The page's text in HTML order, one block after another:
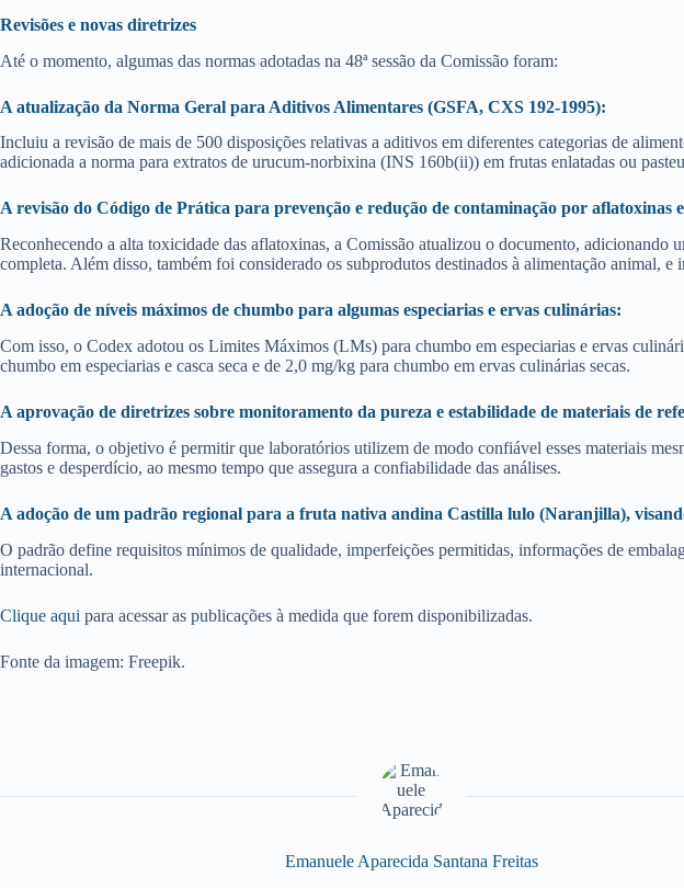
Revisões e novas diretrizes
Até o momento, algumas das normas adotadas na 48ª sessão da Comissão foram:
A atualização da Norma Geral para Aditivos Alimentares (GSFA, CXS 192-1995):
Incluiu a revisão de mais de 500 disposições relativas a aditivos em diferentes categorias de
adicionada a norma para extratos de urucum-norbixina (INS 160b(ii)) em frutas enlatadas ou
A revisão do Código de Prática para prevenção e redução de contaminação por aflatoxinas
Reconhecendo a alta toxicidade das aflatoxinas, a Comissão atualizou o documento,
completa. Além disso, também foi considerado os subprodutos destinados à alimentação animal,
A adoção de níveis máximos de chumbo para algumas especiarias e ervas culinárias:
Com isso, o Codex adotou os Limites Máximos (LMs) para chumbo em especiarias e ervas
chumbo em especiarias e casca seca e de 2,0 mg/kg para chumbo em ervas culinárias secas.
A aprovação de diretrizes sobre monitoramento da pureza e estabilidade de materiais de
Dessa forma, o objetivo é permitir que laboratórios utilizem de modo confiável esses materiais
gastos e desperdício, ao mesmo tempo que assegura a confiabilidade das análises.
A adoção de um padrão regional para a fruta nativa andina Castilla lulo (Naranjilla),
O padrão define requisitos mínimos de qualidade, imperfeições permitidas, informações de
internacional.
Clique aqui para acessar as publicações à medida que forem disponibilizadas.
Fonte da imagem: Freepik.
Emanuele Aparecida Santana Freitas